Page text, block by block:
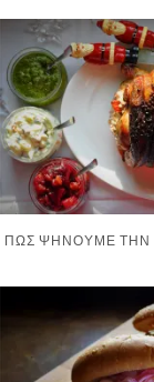
ΠΏΣ ΨΉΝΟΥΜΕ ΤΗΝ